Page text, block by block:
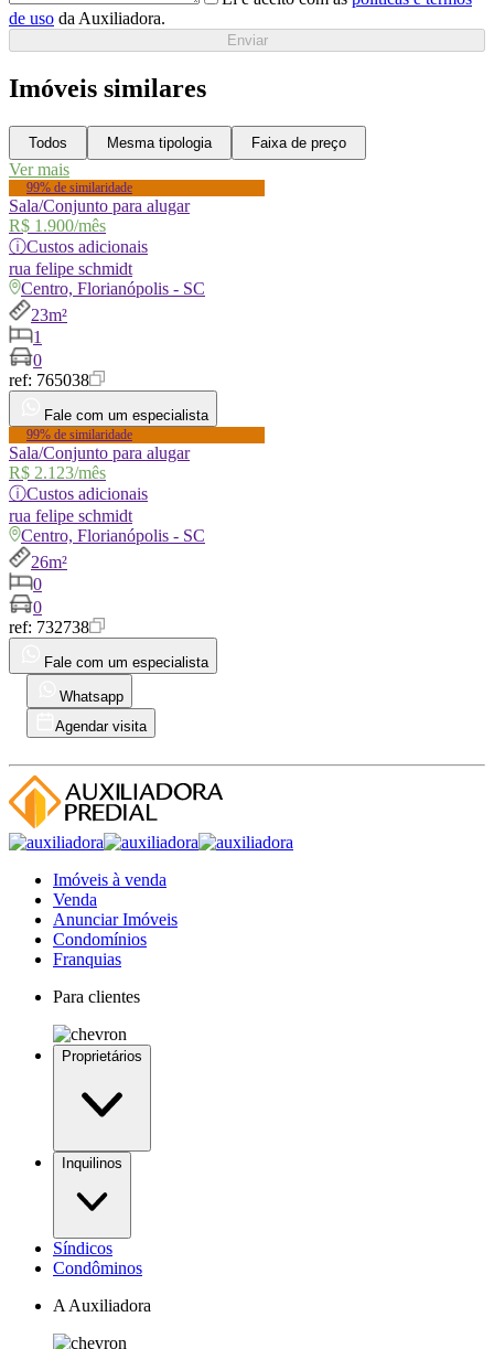
de uso da Auxiliadora.
Enviar
Imóveis similares
Todos Mesma tipologia Faixa de preço
Ver mais
99% de similaridade
Sala/Conjunto para alugar
R$ 1.900/mês
ⓘCustos adicionais
rua felipe schmidt
Centro, Florianópolis - SC
23m²
1
0
ref: 765038
Fale com um especialista
99% de similaridade
Sala/Conjunto para alugar
R$ 2.123/mês
ⓘCustos adicionais
rua felipe schmidt
Centro, Florianópolis - SC
26m²
0
0
ref: 732738
Fale com um especialista
Whatsapp
Agendar visita
Imóveis à venda
Venda
Anunciar Imóveis
Condomínios
Franquias
Para clientes
Proprietários
Inquilinos
Síndicos
Condôminos
A Auxiliadora